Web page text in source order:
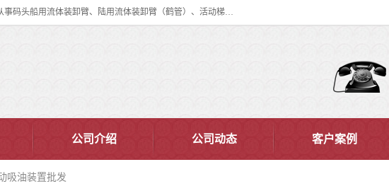
连云港华德石油化工机械有限公司（原连云港石油化工机械总厂），始创于1982年，是从事码头船用流体装卸臂、陆用流体装卸臂（鹤管）、活动梯、钢构平台、定量装车系统等全系列流体装卸设备的设计、制造、销售以及服务的专业供应商。
公司介绍 公司动态 客户案例
吸油装置批发